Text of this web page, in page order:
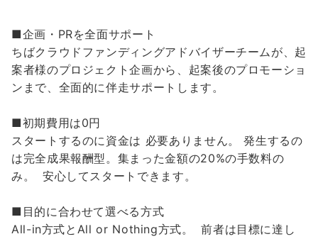
■企画・PRを全面サポート
ちばクラウドファンディングアドバイザーチームが、起
案者様のプロジェクト企画から、起案後のプロモーショ
ンまで、全面的に伴走サポートします。
■初期費用は0円
スタートするのに資金は 必要ありません。 発生するの
は完全成果報酬型。集まった金額の20%の手数料の
み。 安心してスタートできます。
■目的に合わせて選べる方式
All-in方式とAll or Nothing方式。 前者は目標に達し